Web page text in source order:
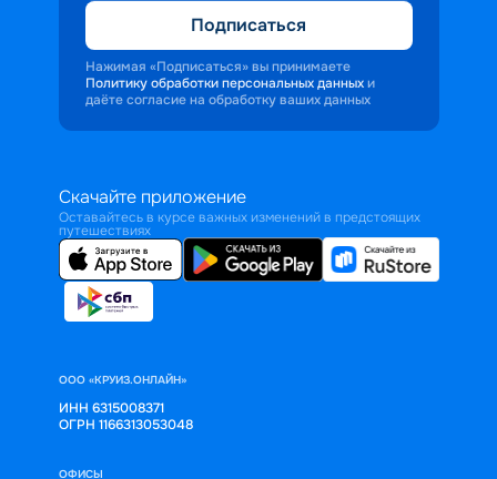
Подписаться
Нажимая «Подписаться» вы принимаете
Политику обработки персональных данных и
даёте согласие на обработку ваших данных
Скачайте приложение
Оставайтесь в курсе важных изменений в предстоящих
путешествиях
ООО «КРУИЗ.ОНЛАЙН»
ИНН 6315008371
ОГРН 1166313053048
ОФИСЫ